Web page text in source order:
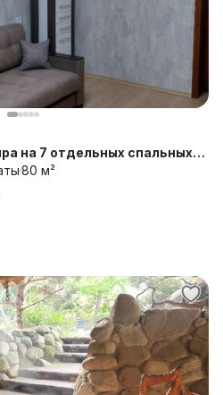
на 7 отдельных спальных
80 м²